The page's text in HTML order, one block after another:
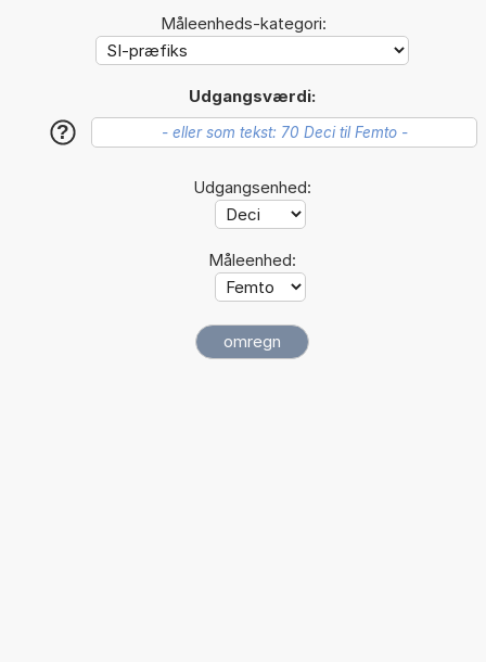
Måleenheds-kategori:
Udgangsværdi:
?
Udgangsenhed:
Måleenhed: